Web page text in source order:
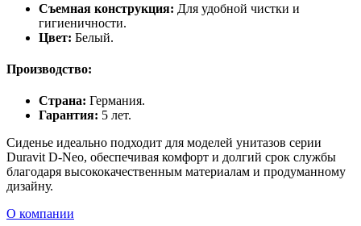
Съемная конструкция: Для удобной чистки и
гигиеничности.
Цвет: Белый.
Производство:
Страна: Германия.
Гарантия: 5 лет.
Сиденье идеально подходит для моделей унитазов серии
Duravit D-Neo, обеспечивая комфорт и долгий срок службы
благодаря высококачественным материалам и продуманному
дизайну.
О компании